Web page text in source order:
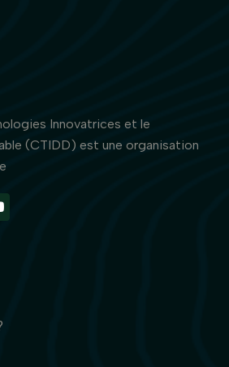
Innovatrices et le
(CTIDD) est une organisation